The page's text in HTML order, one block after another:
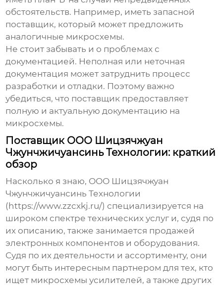
обстоятельств. Например, иметь запасной
поставщик, который может предложить
аналогичные микросхемы.
Не стоит забывать и о проблемах с
документацией. Неполная или неточная
документация может затруднить процесс
разработки и отладки. Поэтому важно
убедиться, что поставщик предоставляет
полную и актуальную документацию на
микросхемы.
Поставщик ООО Шицзячжуан
Чжунчжичуансинь Технологии: краткий
обзор
Насколько я знаю, ООО Шицзячжуан
Чжунчжичуансинь Технологии
(https://www.zzcxkj.ru/) специализируется на
широком спектре технических услуг и, судя по
их описанию, также занимается продажей
электронных компонентов и оборудования.
Судя по их деятельности и ассортименту, они
могут быть интересным партнером для тех, кто
ищет микросхемы усилителей, а также других